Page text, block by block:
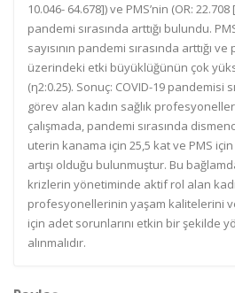
10.046- 64.678]) ve PMS’nin (OR:
pandemi sırasında arttığı bulundu.
sayısının pandemi sırasında arttığı
üzerindeki etki büyüklüğünün çok
(η2:0.25). Sonuç: COVID-19 pandemisi
görev alan kadın sağlık
çalışmada, pandemi sırasında
uterin kanama için 25,5 kat ve PMS
artışı olduğu bulunmuştur. Bu
krizlerin yönetiminde aktif rol alan
profesyonellerinin yaşam kalitelerini ve
için adet sorunlarını etkin bir şekilde
alınmalıdır.